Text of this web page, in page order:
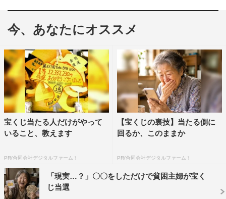
今、あなたにオススメ
宝くじ当たる人だけがやって
いること、教えます
PR(合同会社デジタルファーム )
【宝くじの裏技】当たる側に
回るか、このままか
PR(合同会社デジタルファーム )
「現実…？」〇〇をしただけで貧困主婦が宝く
じ当選